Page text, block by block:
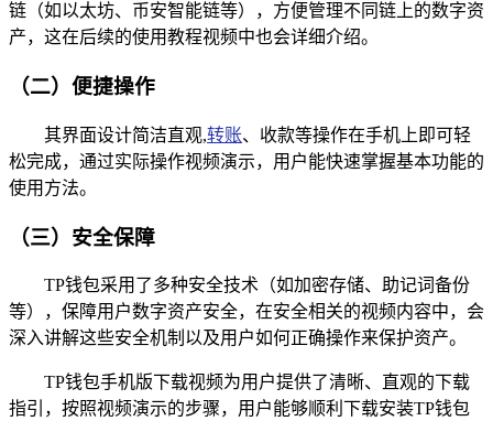
链（如以太坊、币安智能链等），方便管理不同链上的数字资
产，这在后续的使用教程视频中也会详细介绍。
（二）便捷操作
其界面设计简洁直观,转账、收款等操作在手机上即可轻
松完成，通过实际操作视频演示，用户能快速掌握基本功能的
使用方法。
（三）安全保障
TP钱包采用了多种安全技术（如加密存储、助记词备份
等），保障用户数字资产安全，在安全相关的视频内容中，会
深入讲解这些安全机制以及用户如何正确操作来保护资产。
TP钱包手机版下载视频为用户提供了清晰、直观的下载
指引，按照视频演示的步骤，用户能够顺利下载安装TP钱包